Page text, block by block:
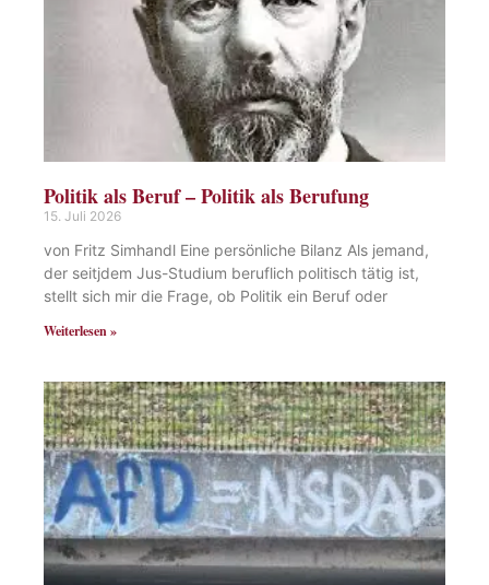
Politik als Beruf – Politik als Berufung
15. Juli 2026
von Fritz Simhandl Eine persönliche Bilanz Als jemand,
der seitjdem Jus-Studium beruflich politisch tätig ist,
stellt sich mir die Frage, ob Politik ein Beruf oder
Weiterlesen »